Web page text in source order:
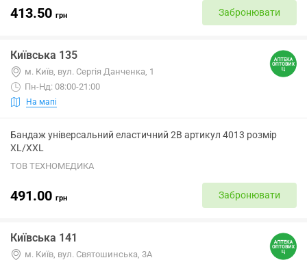
413.50 грн Забронювати
Київська 135
м. Київ, вул. Сергія Данченка, 1
Пн-Нд: 08:00-21:00
На мапі
Бандаж універсальний еластичний 2B артикул 4013 розмір
XL/XXL
ТОВ ТЕХНОМЕДИКА
491.00 грн Забронювати
Київська 141
м. Київ, вул. Святошинська, 3А